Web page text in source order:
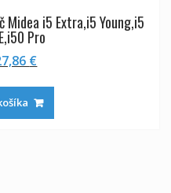
Midea i5 Extra,i5 Young,i5
Pro
€.
€Aktuálna
je:
27,86 €.